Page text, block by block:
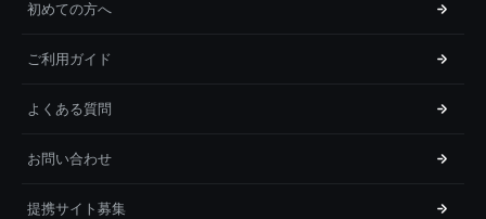
初めての方へ
ご利用ガイド
よくある質問
お問い合わせ
提携サイト募集